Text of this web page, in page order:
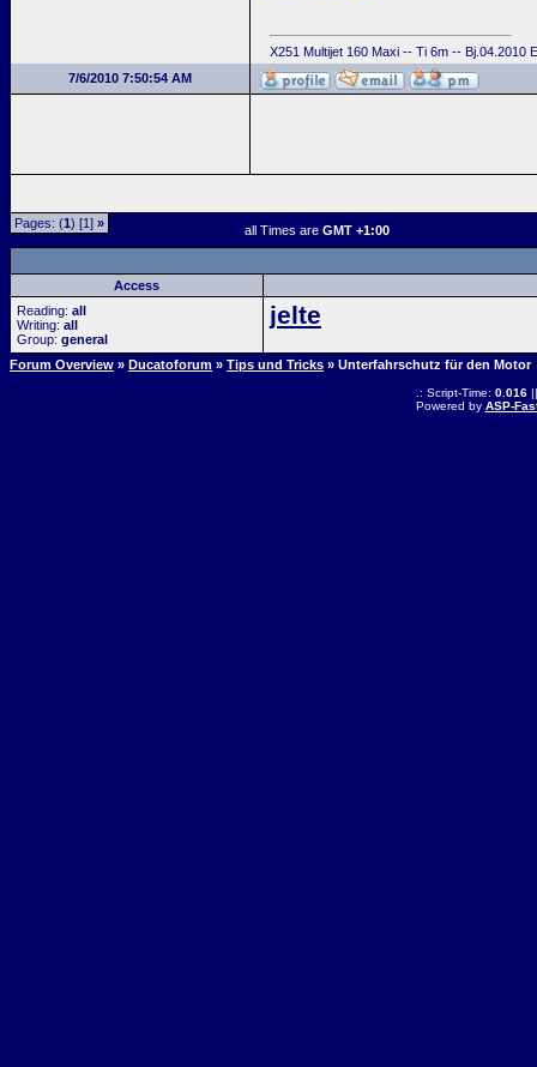
X251 Multijet 160 Maxi -- Ti 6m -- Bj.04.2010
7/6/2010 7:50:54 AM
Pages: (1) [1] » all Times are GMT +1:00
Access
Reading: all
Writing: all
Group: general
jelte
Forum Overview » Ducatoforum » Tips und Tricks » Unterfahrschutz für den Motor
.: Script-Time: 0.016||
Powered by ASP-